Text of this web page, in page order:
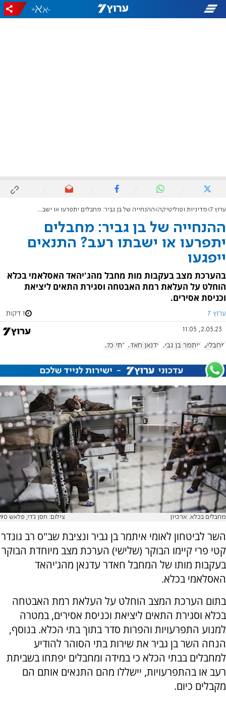
-
+
ערוץ 7 מדיניות ופוליטיקה ההנחייה של בן גביר: מחבלים יתפרעו או ישבתו רעב? התנאים ייפגעו
ההנחייה של בן גביר: מחבלים
יתפרעו או ישבתו רעב? התנאים
ייפגעו
בהערכת מצב בעקבות מות מחבל מהג'יהאד האסלאמי בכלא
הוחלט על העלאת רמת האבטחה וסגירת התאים ליציאת
וכניסת אסירים.
ערוץ 7 1 דקות
2.05.23, 11:05
מחבלים איתמר בן גביר עדנאן חאדר בתי כלא
מחבלים בכלא. ארכיון צילום: חסן ג'די, פלאש 90
השר לביטחון לאומי איתמר בן גביר ונציבת שב"ס רב גונדר
קטי פרי קיימו הבוקר (שלישי) הערכת מצב מיוחדת הבוקר
בעקבות מותו של המחבל חאדר עדנאן מהג'יהאד
האסלאמי בכלא.
בתום הערכת המצב הוחלט על העלאת רמת האבטחה
בכלא וסגירת התאים ליציאת וכניסת אסירים, במטרה
למנוע התפרעויות והפרות סדר בתוך בתי הכלא. בנוסף,
הנחה השר בן גביר את שירות בתי הסוהר להודיע
למחבלים בבתי הכלא כי במידה ומחבלים יפתחו בשביתת
רעב או בהתפרעויות, יישללו מהם התנאים אותם הם
מקבלים כיום.